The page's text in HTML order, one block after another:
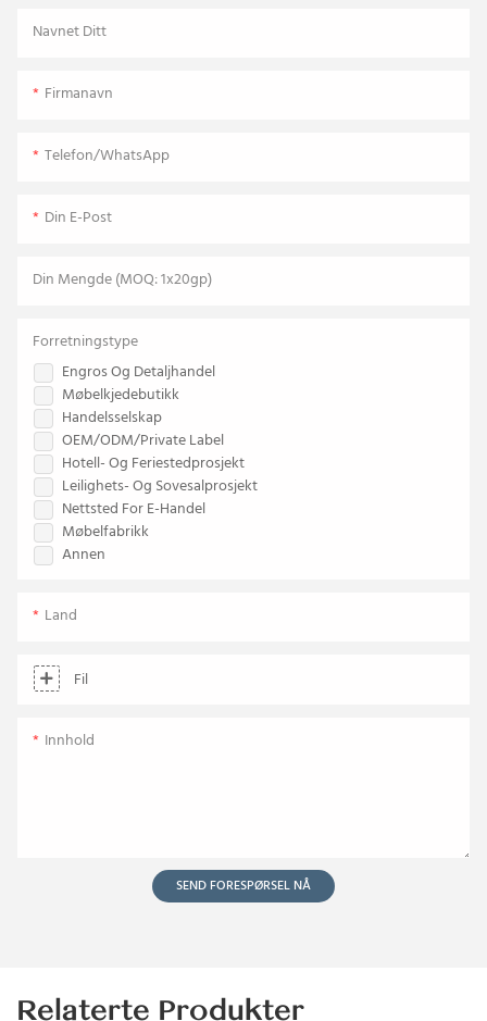
Navnet Ditt
Firmanavn
Telefon/WhatsApp
Din E-Post
Din Mengde (MOQ: 1x20gp)
Engros Og Detaljhandel
Møbelkjedebutikk
Handelsselskap
OEM/ODM/Private Label
Hotell- Og Feriestedprosjekt
Leilighets- Og Sovesalprosjekt
Nettsted For E-Handel
Møbelfabrikk
Annen
Forretningstype
Land
Fil
Innhold
SEND FORESPØRSEL NÅ
Relaterte Produkter